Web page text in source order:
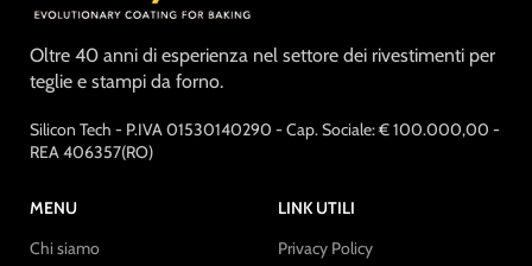
Oltre 40 anni di esperienza nel settore dei rivestimenti per
teglie e stampi da forno.
Silicon Tech - P.IVA 01530140290 - Cap. Sociale: € 100.000,00 -
REA 406357(RO)
MENU
Chi siamo
LINK UTILI
Privacy Policy